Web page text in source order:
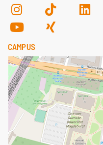
CAMPUS